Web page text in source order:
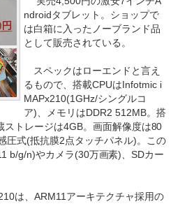
ndroidタブレット。ショップで
は白箱に入ったノーブランド品
として販売されている。
スペックはローエンドと言え
るもので、搭載CPUはInfotmic i
MAPx210(1GHz/シングルコ
ア)、メモリはDDR2 512MB。搭
トレージは4GB。画面解像度は80
圧式(抵抗膜2点タッチパネル)。この
b/g/n)やカメラ(30万画素)、SDカー
は、ARM11アーキテクチャ採用の